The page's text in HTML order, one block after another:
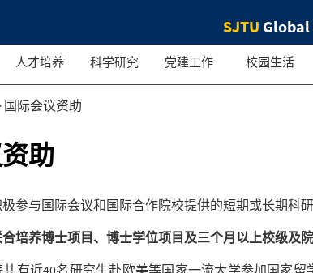
SJTU
人才培养 科学研究 党建工作 校园生活
国际会议资助
助
参与国际会议和国际合作院校提供的短期或长期科
培养博士项目、博士学位项目及三个月以上校级及
共有近40名研究生赴欧美等国家一流大学参加国家留